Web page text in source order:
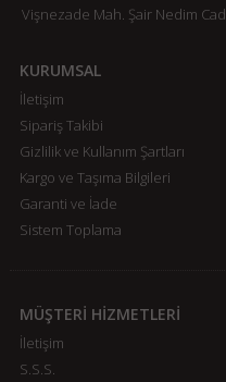
Vişnezade Mah. Şair Nedim
KURUMSAL
İletişim
Sipariş Takibi
Gizlilik ve Kullanım Şartları
Kargo ve Taşıma Bilgileri
Garanti ve İade
Sistem Toplama
MÜŞTERİ HİZMETLERİ
İletişim
S.S.S.